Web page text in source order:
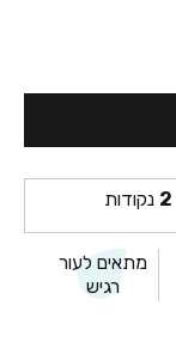
2 נקודות
מתאים לעור
רגיש